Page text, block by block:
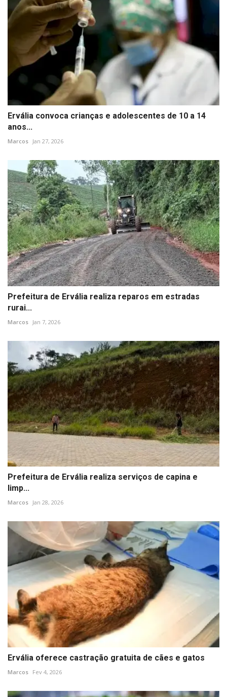
Ervália convoca crianças e adolescentes de 10 a 14
anos...
Marcos Jan 27, 2026
Prefeitura de Ervália realiza reparos em estradas
rurai...
Marcos Jan 7, 2026
Prefeitura de Ervália realiza serviços de capina e
limp...
Marcos Jan 28, 2026
Ervália oferece castração gratuita de cães e gatos
Marcos Fev 4, 2026